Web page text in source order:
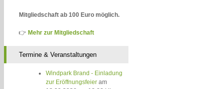
Mitgliedschaft ab 100 Euro möglich.
👉 Mehr zur Mitgliedschaft
Termine & Veranstaltungen
Windpark Brand - Einladung
zur Eröffnungsfeier am